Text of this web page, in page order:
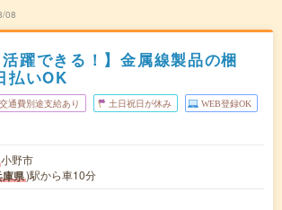
08
活躍できる！】金属線製品の梱
払いOK
交通費別途支給あり 土日祝日が休み WEB登録OK
小野市
庫県)駅から車10分